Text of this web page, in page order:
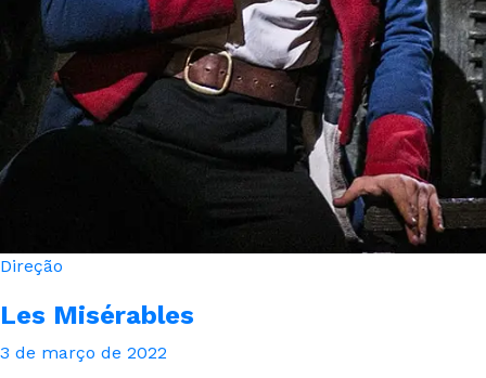
Direção
Les Misérables
3 de março de 2022